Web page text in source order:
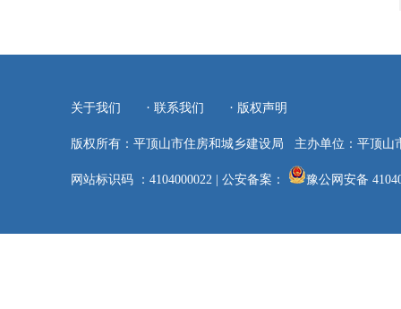
关于我们 · 联系我们 · 版权声明
版权所有：平顶山市住房和城乡建设局 主办单位：平顶山
网站标识码 ：4104000022| 公安备案： 豫公网安备